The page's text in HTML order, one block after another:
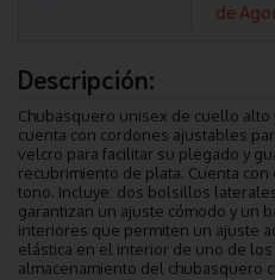
de
Descripción:
Chubasquero unisex de cuello alto
cuenta con cordones ajustables
velcro para facilitar su plegado y
recubrimiento de plata. Cuenta
tono. Incluye: dos bolsillos
garantizan un ajuste cómodo y un
interiores que permiten un ajuste
elástica en el interior de uno de
almacenamiento del chubasquero